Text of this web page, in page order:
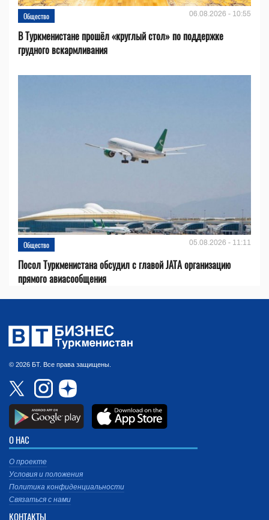
Общество 06.08.2026 - 10:55
В Туркменистане прошёл «круглый стол» по поддержке
грудного вскармливания
Общество 05.08.2026 - 11:11
Посол Туркменистана обсудил с главой JATA организацию
прямого авиасообщения
© 2026 БТ. Все права защищены.
О НАС
О проекте
Условия и положения
Политика конфиденциальности
Связаться с нами
КОНТАКТЫ